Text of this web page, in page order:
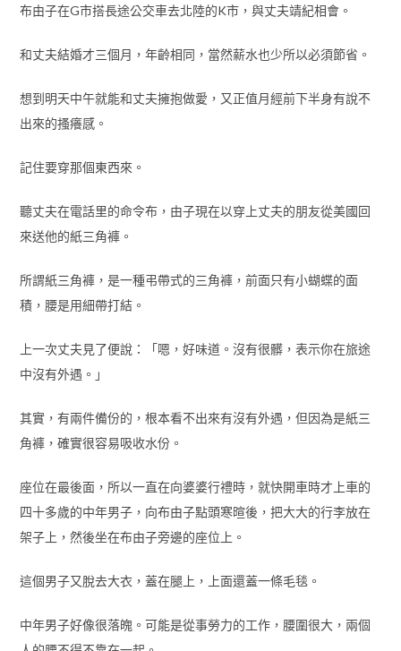
布由子在G市搭長途公交車去北陸的K市，與丈夫靖紀相會。
和丈夫結婚才三個月，年齡相同，當然薪水也少所以必須節省。
想到明天中午就能和丈夫擁抱做愛，又正值月經前下半身有說不
出來的搔癢感。
記住要穿那個東西來。
聽丈夫在電話里的命令布，由子現在以穿上丈夫的朋友從美國回
來送他的紙三角褲。
所謂紙三角褲，是一種弔帶式的三角褲，前面只有小蝴蝶的面
積，腰是用細帶打結。
上一次丈夫見了便說：「嗯，好味道。沒有很髒，表示你在旅途
中沒有外遇。」
其實，有兩件備份的，根本看不出來有沒有外遇，但因為是紙三
角褲，確實很容易吸收水份。
座位在最後面，所以一直在向婆婆行禮時，就快開車時才上車的
四十多歲的中年男子，向布由子點頭寒暄後，把大大的行李放在
架子上，然後坐在布由子旁邊的座位上。
這個男子又脫去大衣，蓋在腿上，上面還蓋一條毛毯。
中年男子好像很落魄。可能是從事勞力的工作，腰圍很大，兩個